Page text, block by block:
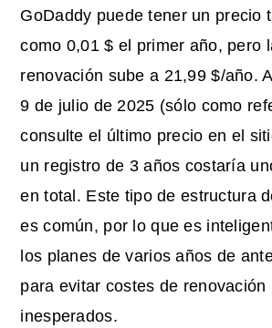
GoDaddy puede tener un precio
como 0,01 $ el primer año, pero
renovación sube a 21,99 $/año.
9 de julio de 2025 (sólo como
consulte el último precio en el
un registro de 3 años costaría
en total. Este tipo de estructura
es común, por lo que es
los planes de varios años de
para evitar costes de renovación
inesperados.